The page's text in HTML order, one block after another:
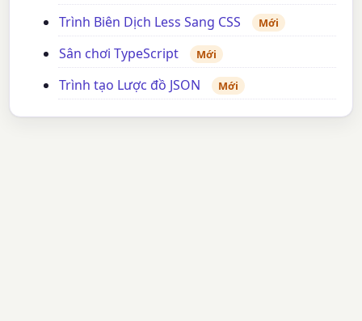
Trình Biên Dịch Less Sang CSS Mới
Sân chơi TypeScript Mới
Trình tạo Lược đồ JSON Mới